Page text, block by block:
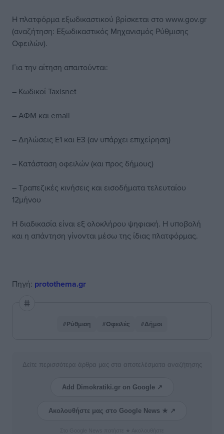
Η πλατφόρμα εξωδικαστικού βρίσκεται στο www.gov.gr
(αναζήτηση: Εξωδικαστικός Μηχανισμός Ρύθμισης
Οφειλών).
Για την αίτηση απαιτούνται:
– Κωδικοί Taxisnet
– ΑΦΜ και email
– Δηλώσεις Ε1 και Ε3 (αν υπάρχει επιχείρηση)
– Κατάσταση οφειλών (και προς δήμους)
– Τραπεζικές κινήσεις και εισοδήματα τελευταίου
12μήνου
Η διαδικασία είναι εξ ολοκλήρου ψηφιακή. Η υποβολή
και η απάντηση γίνονται μέσω της ίδιας πλατφόρμας.
Πηγή: protothema.gr
#Ρύθμιση #Οφειλές #Δήμοι
Δείτε περισσότερα άρθρα μας στα αποτελέσματα αναζήτησης
Add Dimokratiki.gr on Google ↗
Ακολουθήστε μας στο Google News ★ ↗